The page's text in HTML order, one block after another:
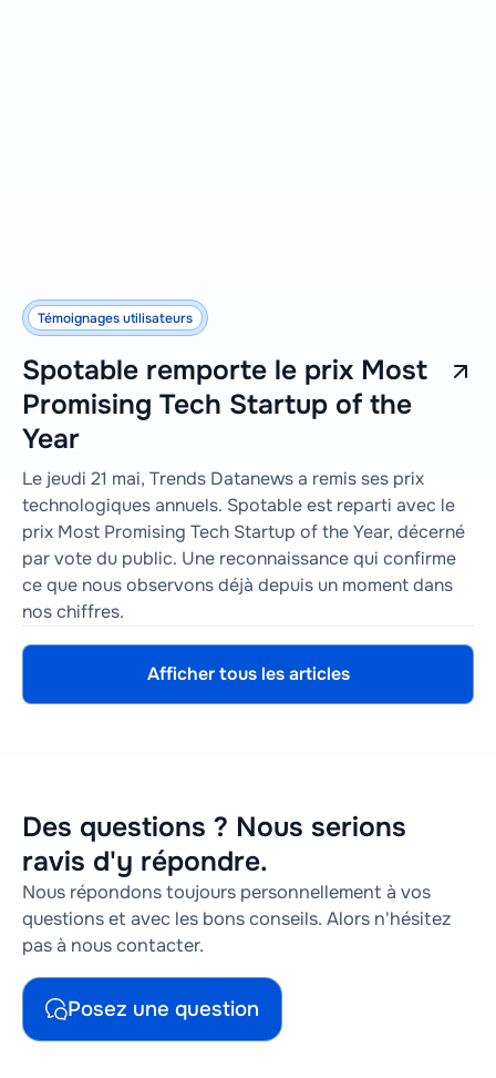
Témoignages utilisateurs
Spotable remporte le prix Most
Promising Tech Startup of the
Year
Le jeudi 21 mai, Trends Datanews a remis ses prix
technologiques annuels. Spotable est reparti avec le
prix Most Promising Tech Startup of the Year, décerné
par vote du public. Une reconnaissance qui confirme
ce que nous observons déjà depuis un moment dans
nos chiffres.
Afficher tous les articles
Des questions ? Nous serions
ravis d'y répondre.
Nous répondons toujours personnellement à vos
questions et avec les bons conseils. Alors n'hésitez
pas à nous contacter.
Posez une question